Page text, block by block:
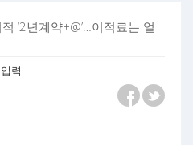
‘2년계약+@’…이적료는 얼
력